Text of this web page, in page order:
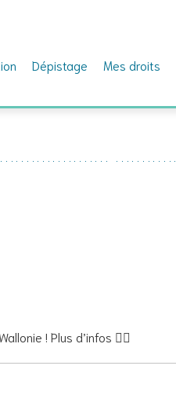
Dépistage Mes droits
! Plus d’infos 👇🏾